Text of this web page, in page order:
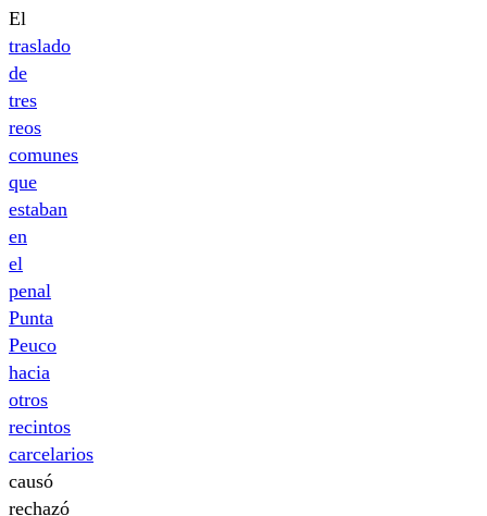
El
traslado
de
tres
reos
comunes
que
estaban
en
el
penal
Punta
Peuco
hacia
otros
recintos
carcelarios
causó
rechazó